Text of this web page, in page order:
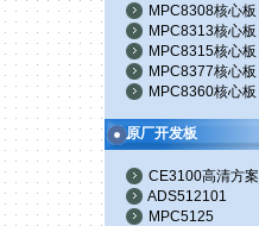
MPC8308核心板
MPC8313核心板
MPC8315核心板
MPC8377核心板
MPC8360核心板
原厂开发板
CE3100高清方案
ADS512101
MPC5125